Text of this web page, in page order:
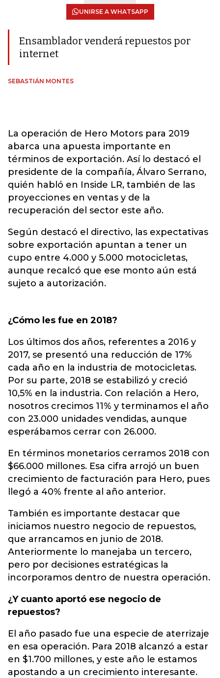
UNIRSE A WHATSAPP
Ensamblador venderá repuestos por
internet
SEBASTIÁN MONTES
La operación de Hero Motors para 2019
abarca una apuesta importante en
términos de exportación. Así lo destacó el
presidente de la compañía, Álvaro Serrano,
quién habló en Inside LR, también de las
proyecciones en ventas y de la
recuperación del sector este año.
Según destacó el directivo, las expectativas
sobre exportación apuntan a tener un
cupo entre 4.000 y 5.000 motocicletas,
aunque recalcó que ese monto aún está
sujeto a autorización.
¿Cómo les fue en 2018?
Los últimos dos años, referentes a 2016 y
2017, se presentó una reducción de 17%
cada año en la industria de motocicletas.
Por su parte, 2018 se estabilizó y creció
10,5% en la industria. Con relación a Hero,
nosotros crecimos 11% y terminamos el año
con 23.000 unidades vendidas, aunque
esperábamos cerrar con 26.000.
En términos monetarios cerramos 2018 con
$66.000 millones. Esa cifra arrojó un buen
crecimiento de facturación para Hero, pues
llegó a 40% frente al año anterior.
También es importante destacar que
iniciamos nuestro negocio de repuestos,
que arrancamos en junio de 2018.
Anteriormente lo manejaba un tercero,
pero por decisiones estratégicas la
incorporamos dentro de nuestra operación.
¿Y cuanto aportó ese negocio de
repuestos?
El año pasado fue una especie de aterrizaje
en esa operación. Para 2018 alcanzó a estar
en $1.700 millones, y este año le estamos
apostando a un crecimiento interesante.